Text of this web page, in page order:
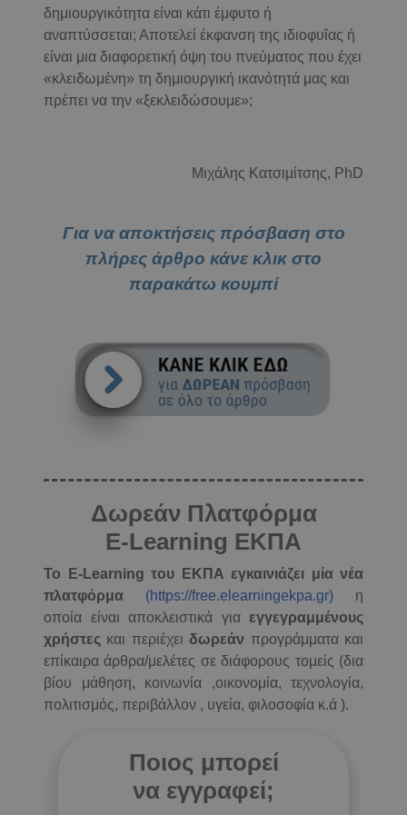
δημιουργικότητα είναι κάτι έμφυτο ή
αναπτύσσεται; Αποτελεί έκφανση της ιδιοφυΐας ή
είναι μια διαφορετική όψη του πνεύματος που έχει
«κλειδωμένη» τη δημιουργική ικανότητά μας και
πρέπει να την «ξεκλειδώσουμε»;
Μιχάλης Κατσιμίτσης, PhD
Για να αποκτήσεις πρόσβαση στο
πλήρες άρθρο κάνε κλικ στο
παρακάτω κουμπί
Δωρεάν Πλατφόρμα
E-Learning ΕΚΠΑ
Το E-Learning του ΕΚΠΑ εγκαινιάζει μία νέα
πλατφόρμα
(https://free.elearningekpa.gr) η
οποία είναι αποκλειστικά για εγγεγραμμένους
χρήστες και περιέχει δωρεάν προγράμματα και
επίκαιρα άρθρα/μελέτες σε διάφορους τομείς (δια
βίου μάθηση, κοινωνία ,οικονομία, τεχνολογία,
πολιτισμός, περιβάλλον , υγεία, φιλοσοφία κ.ά ).
Ποιος μπορεί
να εγγραφεί;